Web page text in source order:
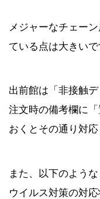
メジャーなチェー
ている点は大きいで
出前館は「非接触
注文時の備考欄に
おくとその通り対応
また、以下のよう
ウイルス対策の対